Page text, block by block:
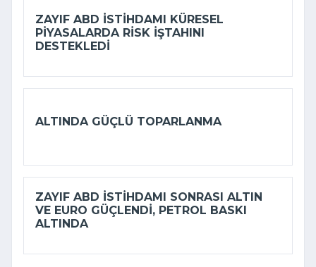
ZAYIF ABD ISTIHDAMI KÜRESEL
PIYASALARDA RISK IŞTAHINI
DESTEKLEDI
ALTINDA GÜÇLÜ TOPARLANMA
ZAYIF ABD ISTIHDAMI SONRASI ALTIN
VE EURO GÜÇLENDI, PETROL BASKI
ALTINDA